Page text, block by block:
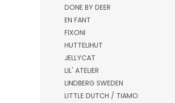
DONE BY DEER
EN FANT
FIXONI
HUTTELIHUT
JELLYCAT
LIL' ATELIER
LINDBERG SWEDEN
LITTLE DUTCH / TIAMO